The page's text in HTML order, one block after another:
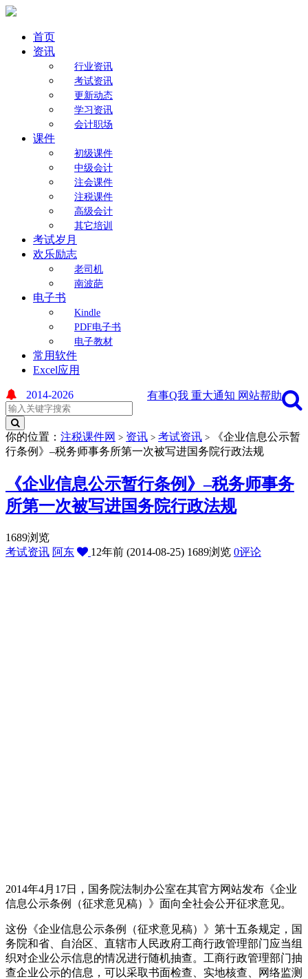
首页
资讯
行业资讯
考试资讯
更新动态
学习资讯
会计职场
课件
初级课件
中级会计
注会课件
注税课件
高级会计
其它培训
考试岁月
欢乐励志
老司机
南波葩
电子书
Kindle
PDF电子书
电子教材
常用软件
Excel应用
有事Q我 重大通知 网站帮助
2014-2026
你的位置： 注税课件网 > 资讯 > 考试资讯 >
《企业信息公示暂
行条例》–税务师事务所第一次被写进国务院行政法规
《企业信息公示暂行条例》–税务师事务
所第一次被写进国务院行政法规
1689浏览
考试资讯 阿东 12年前 (2014-08-25) 1689浏览 0评论
2014年4月17日，国务院法制办公室在其官方网站发布《企业
信息公示条例（征求意见稿）》面向全社会公开征求意见。
这份《企业信息公示条例（征求意见稿）》第十五条规定，国
务院和省、自治区、直辖市人民政府工商行政管理部门应当组
织对企业公示信息的情况进行随机抽查。工商行政管理部门抽
查企业公示的信息，可以采取书面检查、实地核查、网络监测